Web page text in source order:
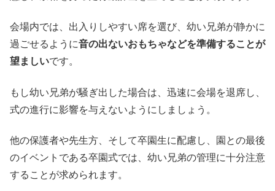
会場内では、出入りしやすい席を選び、幼い兄弟が静かに
過ごせるように音の出ないおもちゃなどを準備することが
望ましいです。
もし幼い兄弟が騒ぎ出した場合は、迅速に会場を退席し、
式の進行に影響を与えないようにしましょう。
他の保護者や先生方、そして卒園生に配慮し、園との最後
のイベントである卒園式では、幼い兄弟の管理に十分注意
することが求められます。